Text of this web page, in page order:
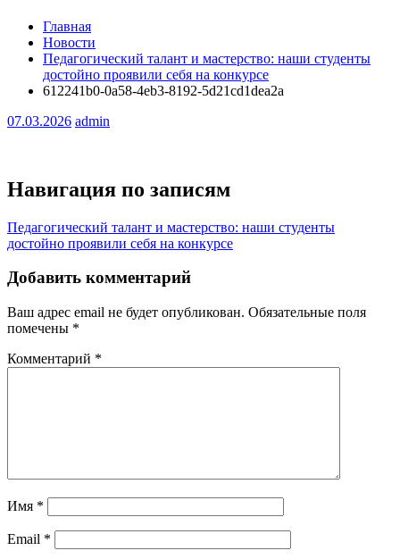
Главная
Новости
Педагогический талант и мастерство: наши студенты
достойно проявили себя на конкурсе
612241b0-0a58-4eb3-8192-5d21cd1dea2a
07.03.2026 admin
Навигация по записям
Педагогический талант и мастерство: наши студенты
достойно проявили себя на конкурсе
Добавить комментарий
Ваш адрес email не будет опубликован. Обязательные поля
помечены *
Комментарий *
Имя *
Email *